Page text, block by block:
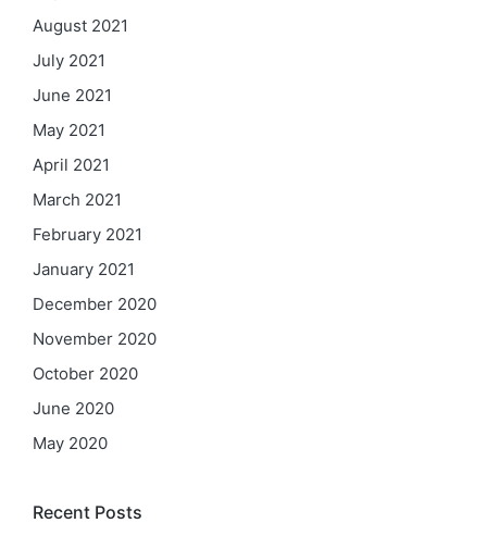
August 2021
July 2021
June 2021
May 2021
April 2021
March 2021
February 2021
January 2021
December 2020
November 2020
October 2020
June 2020
May 2020
Recent Posts